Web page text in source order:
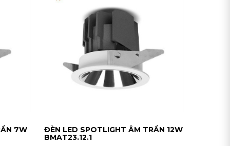
7W
ĐÈN LED SPOTLIGHT ÂM TRẦN 12W
BMAT23.12.1